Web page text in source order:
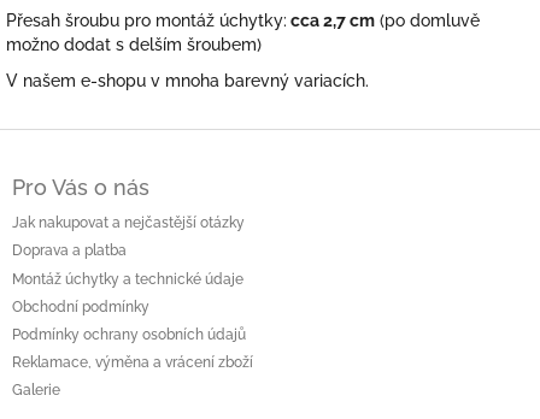
Přesah šroubu pro montáž úchytky: cca 2,7 cm (po domluvě
možno dodat s delším šroubem)
V našem e-shopu v mnoha barevný variacích.
Pro Vás o nás
Jak nakupovat a nejčastější otázky
Doprava a platba
Montáž úchytky a technické údaje
Obchodní podmínky
Podmínky ochrany osobních údajů
Reklamace, výměna a vrácení zboží
Galerie